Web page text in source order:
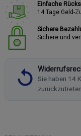
Einfache
14 Tage Geld-
Sichere
Sichere und
Sie haben 14